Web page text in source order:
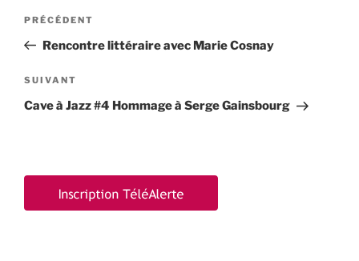
Navigation
l’article
Article
précédent
PRÉCÉDENT
Rencontre littéraire avec Marie Cosnay
Article
suivant
SUIVANT
Cave à Jazz #4 Hommage à Serge Gainsbourg